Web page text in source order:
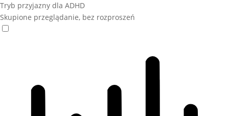
Tryb przyjazny dla ADHD
Skupione przeglądanie, bez rozproszeń